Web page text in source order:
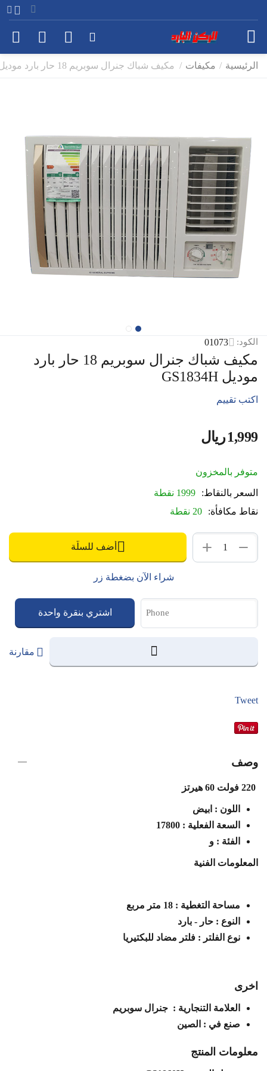
الرئيسية / مكيفات / مكيف شباك جنرال سوبريم 18 حار بارد موديل GS1834H
الكود: 01073
مكيف شباك جنرال سوبريم 18 حار بارد
موديل GS1834H
اكتب تقييم
ريال‎ 1,999
متوفر بالمخزون
السعر بالنقاط:
1999 نقطة
نقاط مكافأة:
20 نقطة
+ − أضف للسلّة
شراء الآن بضغطة زر
اشتري بنقرة واحدة
مقارنة
Tweet
وصف
اللون : ابيض
السعة الفعلية : 17800
الفئة : و
المعلومات الفنية
مساحة التغطية : 18 متر مربع
النوع : حار - بارد
نوع الفلتر : فلتر مضاد للبكتيريا
اخرى
العلامة التنجارية : جنرال سوبريم
صنع في : الصين
معلومات المنتج